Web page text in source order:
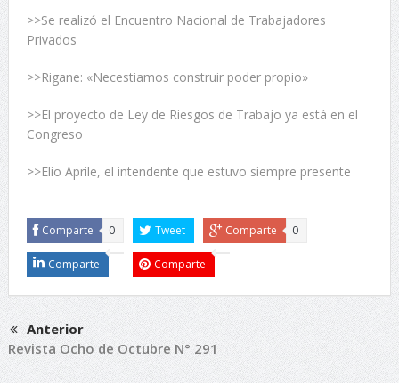
>>Se realizó el Encuentro Nacional de Trabajadores
Privados
>>Rigane: «Necestiamos construir poder propio»
>>El proyecto de Ley de Riesgos de Trabajo ya está en el
Congreso
>>Elio Aprile, el intendente que estuvo siempre presente
Comparte 0 Tweet Comparte 0
Comparte Comparte
Anterior
Revista Ocho de Octubre N° 291